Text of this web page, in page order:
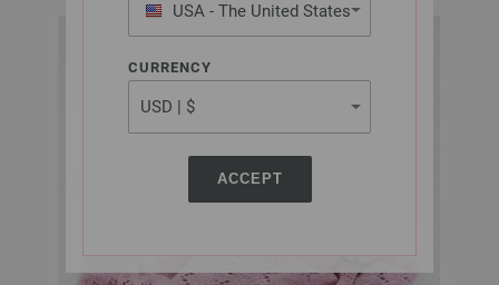
USA - The United States
of America
CURRENCY
ACCEPT